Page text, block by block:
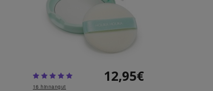
16 hinnangut
12,95€